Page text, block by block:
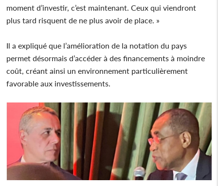
moment d’investir, c’est maintenant. Ceux qui viendront
plus tard risquent de ne plus avoir de place. »
Il a expliqué que l’amélioration de la notation du pays
permet désormais d’accéder à des financements à moindre
coût, créant ainsi un environnement particulièrement
favorable aux investissements.